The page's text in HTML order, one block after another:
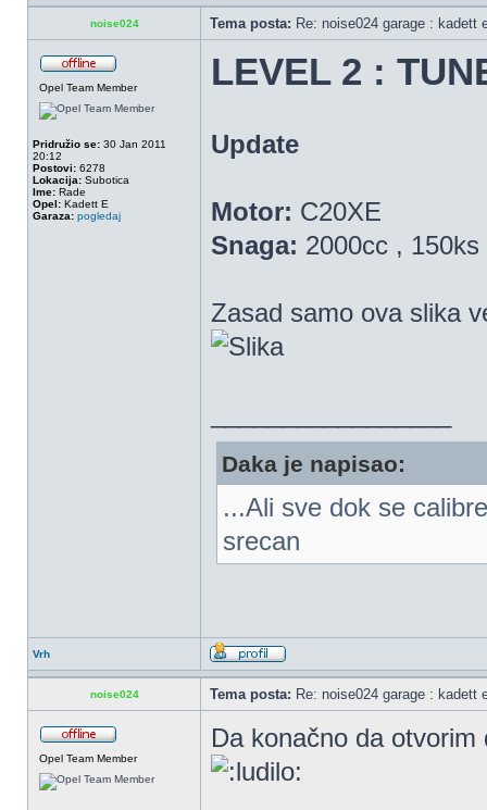
noise024 Tema posta: Re: noise024 garage : kadett
Opel Team Member
Pridružio se: 30 Jan 2011
20:12
Postovi: 6278
Lokacija: Subotica
Ime: Rade
Opel: Kadett E
Garaza: pogledaj
LEVEL 2 :
Update
Motor: C20XE
Snaga: 2000cc , 150ks
Zasad samo ova slika
Daka je napisao:
...Ali sve dok se
srecan
Vrh
noise024 Tema posta: Re: noise024 garage : kadett
Opel Team Member
Da konačno da